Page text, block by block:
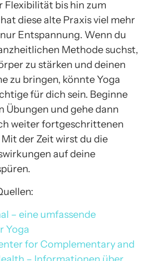
Flexibilität bis hin zum
diese alte Praxis viel mehr
Entspannung. Wenn du
Methode suchst,
zu stärken und deinen
zu bringen, könnte Yoga
für dich sein. Beginne
Übungen und gehe dann
weiter fortgeschrittenen
Mit der Zeit wirst du die
auf deine
– eine umfassende
Yoga
for Complementary and